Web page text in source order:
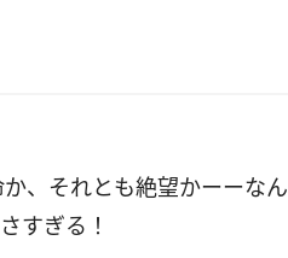
、それとも絶望かーーなん
すぎる！